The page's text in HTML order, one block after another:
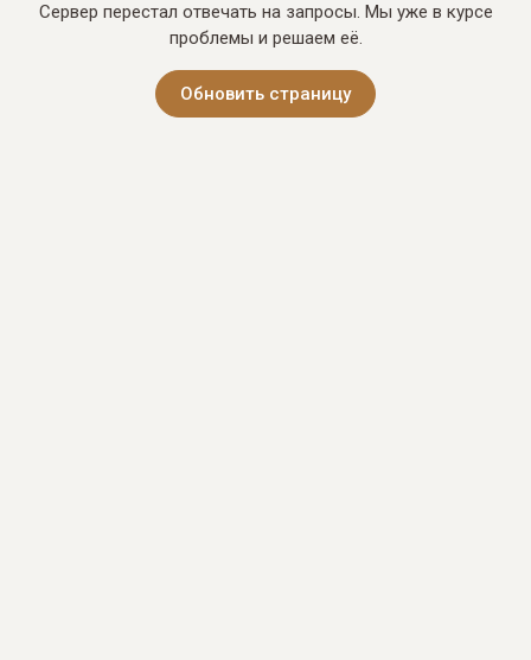
Сервер перестал отвечать на запросы. Мы уже в курсе
проблемы и решаем её.
Обновить страницу